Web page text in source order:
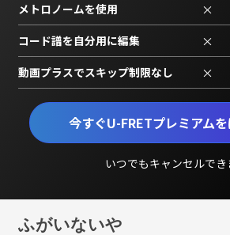
今すぐU-FRETプレミアム
いつでもキャンセルでき
メトロノームを使用 ×
コード譜を自分用に編集 ×
動画プラスでスキップ制限なし ×
ふがいないや